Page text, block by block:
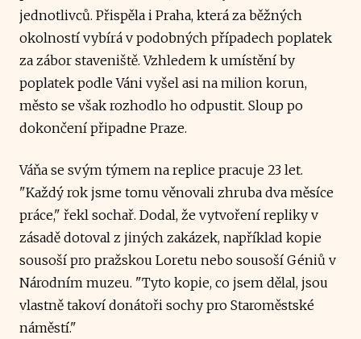
jednotlivců. Přispěla i Praha, která za běžných
okolností vybírá v podobných případech poplatek
za zábor staveniště. Vzhledem k umístění by
poplatek podle Váni vyšel asi na milion korun,
město se však rozhodlo ho odpustit. Sloup po
dokončení připadne Praze.
Váňa se svým týmem na replice pracuje 23 let.
"Každý rok jsme tomu věnovali zhruba dva měsíce
práce," řekl sochař. Dodal, že vytvoření repliky v
zásadě dotoval z jiných zakázek, například kopie
sousoší pro pražskou Loretu nebo sousoší Géniů v
Národním muzeu. "Tyto kopie, co jsem dělal, jsou
vlastně takoví donátoři sochy pro Staroměstské
náměstí."